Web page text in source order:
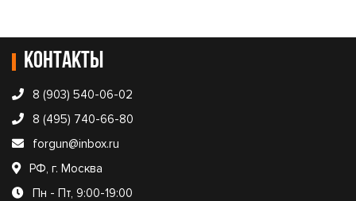
Контакты
8 (903) 540-06-02
8 (495) 740-66-80
forgun@inbox.ru
РФ, г. Москва
Пн - Пт, 9:00-19:00